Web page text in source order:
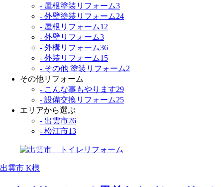
- 屋根塗装リフォーム3
- 外壁塗装リフォーム24
- 屋根リフォーム12
- 外壁リフォーム3
- 外構リフォーム36
- 外装リフォーム15
- その他 塗装リフォーム2
その他リフォーム
- こんな事もやります29
- 設備交換リフォーム25
エリアから選ぶ
- 出雲市26
- 松江市13
出雲市 K様